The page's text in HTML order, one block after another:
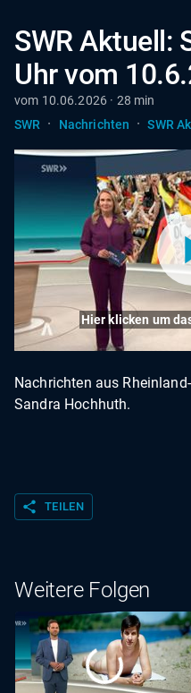
SWR Aktuell:
Uhr vom
vom 10.06.2026 · 28 min
SWR
· Nachrichten · SWR
Hier klicken um
Nachrichten aus
Sandra Hochhuth.
share TEILEN
Weitere Folgen